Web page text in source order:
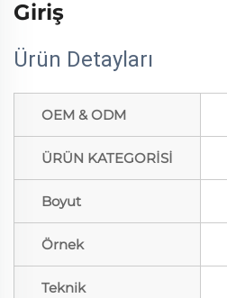
Giriş
Ürün Detayları
OEM & ODM
ÜRÜN KATEGORİSİ
Boyut
Örnek
Teknik